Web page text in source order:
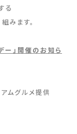
る
みます。
」開催のお知ら
ムグルメ提供